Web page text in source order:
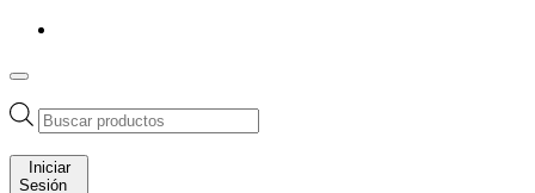
Búsqueda
de
productos
Iniciar
Sesión